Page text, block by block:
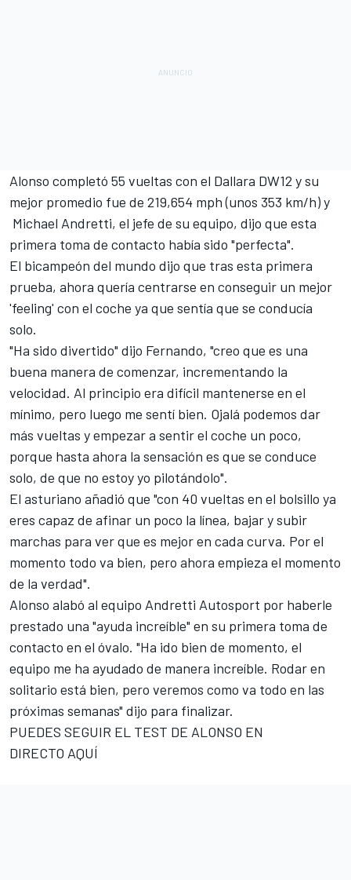
Alonso completó 55 vueltas con el Dallara DW12 y su
mejor promedio fue de 219,654 mph (unos 353 km/h) y
Michael Andretti, el jefe de su equipo, dijo que esta
primera toma de contacto había sido "perfecta".
El bicampeón del mundo dijo que tras esta primera
prueba, ahora quería centrarse en conseguir un mejor
'feeling' con el coche ya que sentía que se conducía
solo.
"Ha sido divertido" dijo Fernando, "creo que es una
buena manera de comenzar, incrementando la
velocidad. Al principio era difícil mantenerse en el
mínimo, pero luego me sentí bien. Ojalá podemos dar
más vueltas y empezar a sentir el coche un poco,
porque hasta ahora la sensación es que se conduce
solo, de que no estoy yo pilotándolo".
El asturiano añadió que "con 40 vueltas en el bolsillo ya
eres capaz de afinar un poco la línea, bajar y subir
marchas para ver que es mejor en cada curva. Por el
momento todo va bien, pero ahora empieza el momento
de la verdad".
Alonso alabó al equipo Andretti Autosport por haberle
prestado una "ayuda increíble" en su primera toma de
contacto en el óvalo. "Ha ido bien de momento, el
equipo me ha ayudado de manera increíble. Rodar en
solitario está bien, pero veremos como va todo en las
próximas semanas" dijo para finalizar.
PUEDES SEGUIR EL TEST DE ALONSO EN
DIRECTO AQUÍ